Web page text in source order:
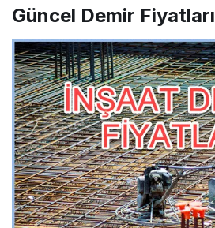
Güncel Demir Fiyatları